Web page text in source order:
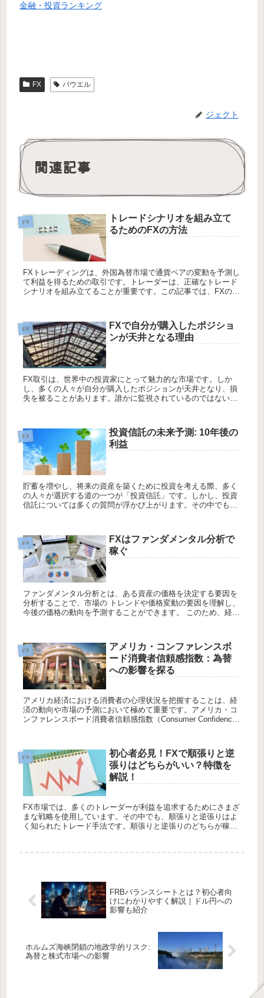
金融・投資ランキング
FX パウエル
ジェクト
関連記事
FX
トレードシナリオを組み立て
るためのFXの方法
FXトレーディングは、外国為替市場で通貨ペアの変動を予測し
て利益を得るための取引です。トレーダーは、正確なトレード
シナリオを組み立てることが重要です。この記事では、FXのト
FX
FXで自分が購入したポジショ
ンが天井となる理由
FX取引は、世界中の投資家にとって魅力的な市場です。しか
し、多くの人々が自分が購入したポジションが天井となり、損
失を被ることがあります。誰かに監視されているのではないか
FX
投資信託の未来予測: 10年後の
利益
貯蓄を増やし、将来の資産を築くために投資を考える際、多く
の人々が選択する道の一つが「投資信託」です。しかし、投資
信託については多くの質問が浮かび上がります。その中でも、
FX
FXはファンダメンタル分析で
稼ぐ
ファンダメンタル分析とは、ある資産の価格を決定する要因を
分析することで、市場の トレンドや価格変動の要因を理解し、
今後の価格の動向を予測することができます。 このため、経済
FX
アメリカ・コンファレンスボ
ード消費者信頼感指数：為替
への影響を探る
アメリカ経済における消費者の心理状況を把握することは、経
済の動向や市場の予測において極めて重要です。アメリカ・コ
ンファレンスボード消費者信頼感指数（Consumer Confidence
FX
初心者必見！FXで順張りと逆
張りはどちらがいい？特徴を
解説！
FX市場では、多くのトレーダーが利益を追求するためにさまざ
まな戦略を使用しています。その中でも、順張りと逆張りはよ
く知られたトレード手法です。順張りと逆張りのどちらが稼ぎ
FRBバランスシートとは？初心者向
けにわかりやすく解説｜ドル円への
影響も紹介
ホルムズ海峡閉鎖の地政学的リスク:
為替と株式市場への影響